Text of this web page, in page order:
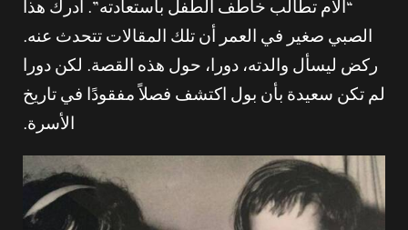
“الأم تطالب خاطف الطفل باستعادته”. أدرك هذا
الصبي صغير في العمر أن تلك المقالات تتحدث عنه.
ركض ليسأل والدته، دورا، حول هذه القصة. لكن دورا
لم تكن سعيدة بأن بول اكتشف فصلاً مفقودًا في تاريخ
الأسرة.